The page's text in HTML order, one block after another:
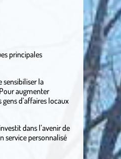
principales
sensibiliser la
augmenter
d’affaires locaux
dans l’avenir de
service personnalisé